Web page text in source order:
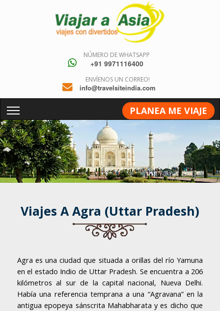
NÚMERO DE WHATSAPP
+91 9971116400
ENVÍENOS UN CORREO!
info@travelsiteindia.com
PLANEA ME VIAJE
Viajes A Agra (Uttar Pradesh)
Agra es una ciudad que situada a orillas del río Yamuna
en el estado Indio de Uttar Pradesh. Se encuentra a 206
kilómetros al sur de la capital nacional, Nueva Delhi.
Había una referencia temprana a una “Agravana” en la
antigua epopeya sánscrita Mahabharata y es dicho que